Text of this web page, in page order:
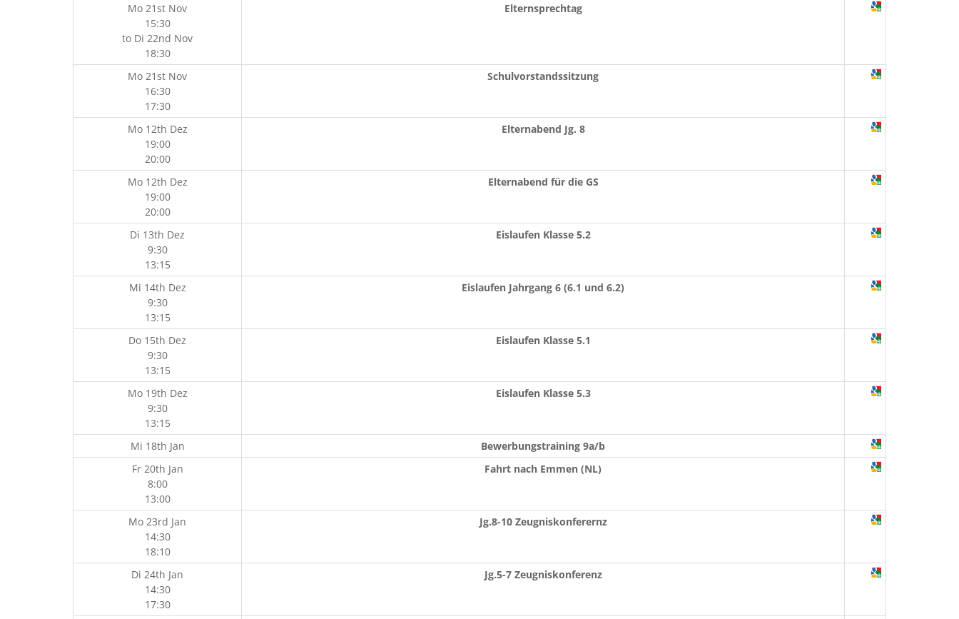
Mo 21st Nov
15:30
to Di 22nd Nov
18:30
Elternsprechtag
Mo 21st Nov
16:30
17:30
Schulvorstandssitzung
Mo 12th Dez
19:00
20:00
Elternabend Jg. 8
Mo 12th Dez
19:00
20:00
Elternabend für die GS
Di 13th Dez
9:30
13:15
Eislaufen Klasse 5.2
Mi 14th Dez
9:30
13:15
Eislaufen Jahrgang 6 (6.1 und 6.2)
Do 15th Dez
9:30
13:15
Eislaufen Klasse 5.1
Mo 19th Dez
9:30
13:15
Eislaufen Klasse 5.3
Mi 18th Jan
Bewerbungstraining 9a/b
Fr 20th Jan
8:00
13:00
Fahrt nach Emmen (NL)
Mo 23rd Jan
14:30
18:10
Jg.8-10 Zeugniskonferernz
Di 24th Jan
14:30
17:30
Jg.5-7 Zeugniskonferenz